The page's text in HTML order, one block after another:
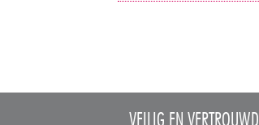
VEILIG EN VERTROUWD